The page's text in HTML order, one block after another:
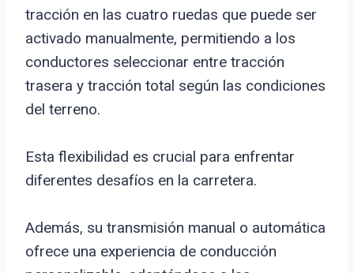
tracción en las cuatro ruedas que puede ser
activado manualmente, permitiendo a los
conductores seleccionar entre tracción
trasera y tracción total según las condiciones
del terreno.
Esta flexibilidad es crucial para enfrentar
diferentes desafíos en la carretera.
Además, su transmisión manual o automática
ofrece una experiencia de conducción